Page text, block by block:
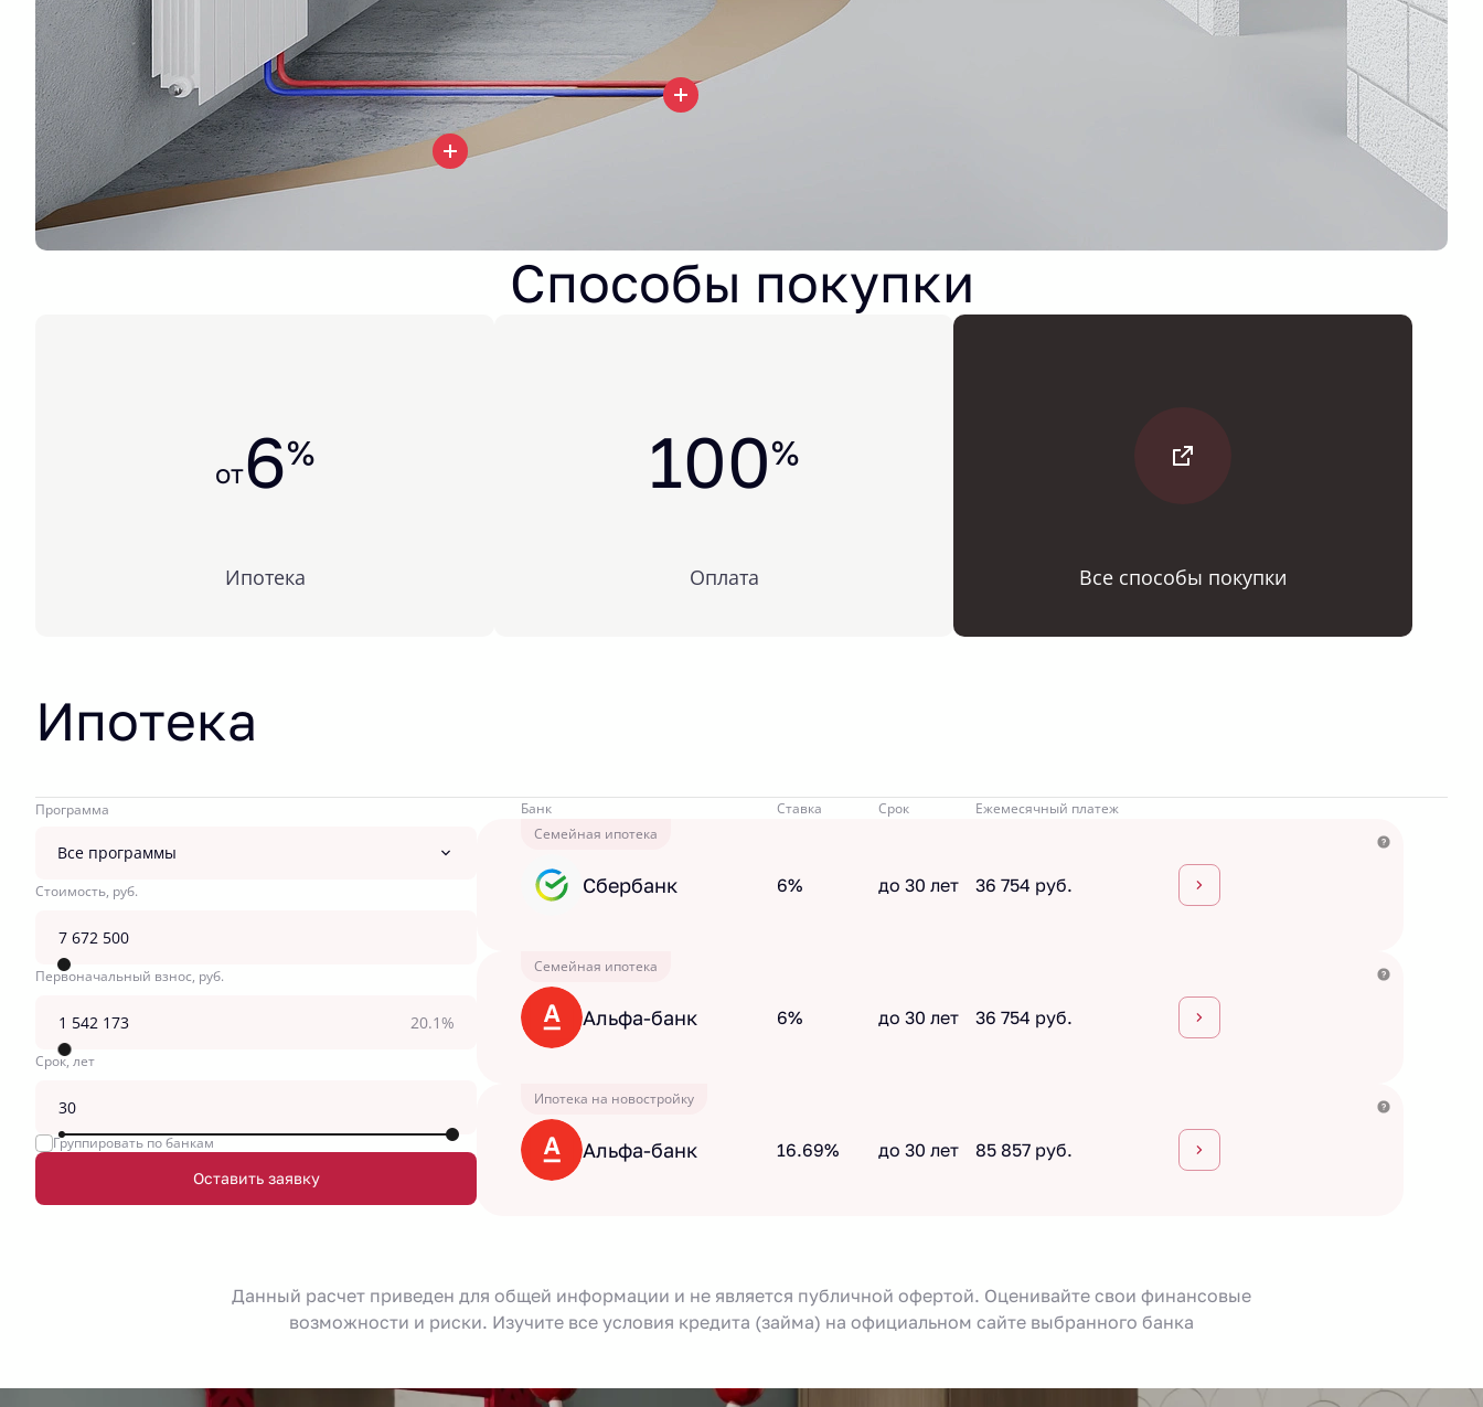
Способы покупки
от6%
Ипотека
100%
Оплата Все способы покупки
Ипотека
Программа
Все программы
Стоимость, руб.
Первоначальный взнос, руб.
20.1%
Срок, лет
Группировать по банкам
Оставить заявку
Банк Ставка Срок
Ежемесячный платеж
Семейная ипотека
Сбербанк 6% до 30 лет 36 754 руб.
Семейная ипотека
Альфа-банк 6% до 30 лет 36 754 руб.
Ипотека на новостройку
Альфа-банк 16.69% до 30 лет 85 857 руб.
Данный расчет приведен для общей информации и не является публичной офертой. Оценивайте свои финансовые
возможности и риски. Изучите все условия кредита (займа) на официальном сайте выбранного банка